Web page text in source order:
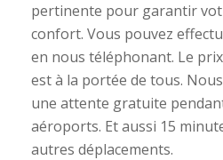
pertinente pour garantir
confort. Vous pouvez
en nous téléphonant. Le
est à la portée de tous.
une attente gratuite
aéroports. Et aussi 15
autres déplacements.